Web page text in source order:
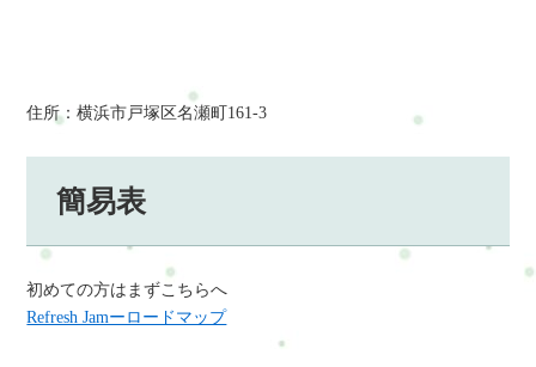
住所：横浜市戸塚区名瀬町161-3
簡易表
初めての方はまずこちらへ
Refresh Jamーロードマップ